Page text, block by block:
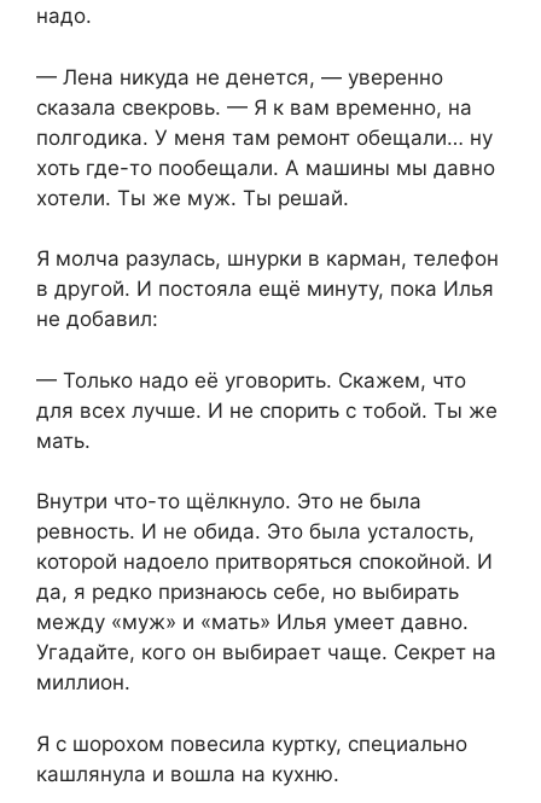
надо.
— Лена никуда не денется, — уверенно
сказала свекровь. — Я к вам временно, на
полгодика. У меня там ремонт обещали… ну
хоть где-то пообещали. А машины мы давно
хотели. Ты же муж. Ты решай.
Я молча разулась, шнурки в карман, телефон
в другой. И постояла ещё минуту, пока Илья
не добавил:
— Только надо её уговорить. Скажем, что
для всех лучше. И не спорить с тобой. Ты же
мать.
Внутри что-то щёлкнуло. Это не была
ревность. И не обида. Это была усталость,
которой надоело притворяться спокойной. И
да, я редко признаюсь себе, но выбирать
между «муж» и «мать» Илья умеет давно.
Угадайте, кого он выбирает чаще. Секрет на
миллион.
Я с шорохом повесила куртку, специально
кашлянула и вошла на кухню.